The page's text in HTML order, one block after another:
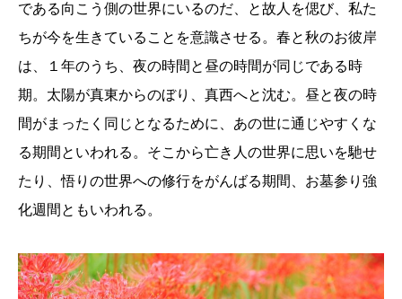
である向こう側の世界にいるのだ、と故人を偲び、私た
ちが今を生きていることを意識させる。春と秋のお彼岸
は、１年のうち、夜の時間と昼の時間が同じである時
期。太陽が真東からのぼり、真西へと沈む。昼と夜の時
間がまったく同じとなるために、あの世に通じやすくな
る期間といわれる。そこから亡き人の世界に思いを馳せ
たり、悟りの世界への修行をがんばる期間、お墓参り強
化週間ともいわれる。